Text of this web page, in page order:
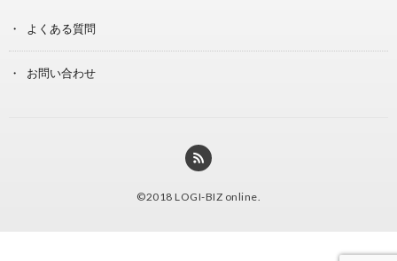
よくある質問
お問い合わせ
©2018 LOGI-BIZ online